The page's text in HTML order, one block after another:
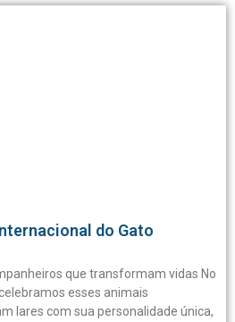
do Gato
que transformam vidas No
esses animais
lares com sua personalidade única,